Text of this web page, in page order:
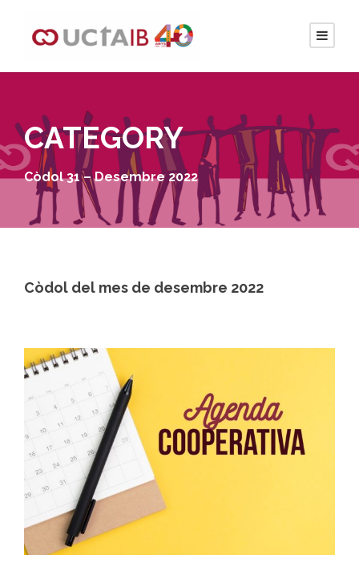
CATEGORY
Còdol 31 – Desembre 2022
Còdol del mes de desembre 2022